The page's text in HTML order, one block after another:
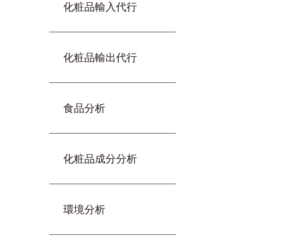
化粧品輸入代行
化粧品輸出代行
食品分析
化粧品成分分析
環境分析